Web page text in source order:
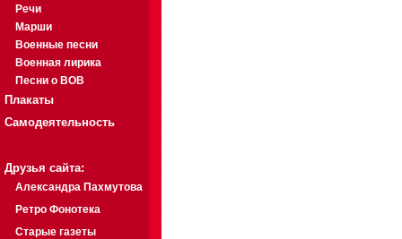
Речи
Марши
Военные песни
Военная лирика
Песни о ВОВ
Плакаты
Самодеятельность
Друзья сайта:
Александра Пахмутова
Ретро Фонотека
Старые газеты